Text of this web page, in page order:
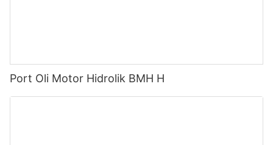
Port Oli Motor Hidrolik BMH H